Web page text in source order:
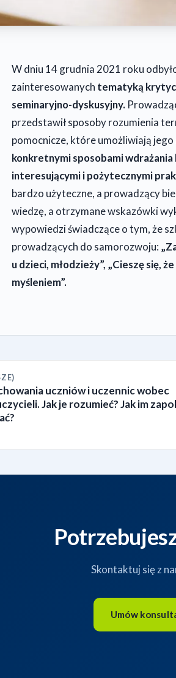
W dniu 14 grudnia 2021 roku
zainteresowanych tematyką
seminaryjno-dyskusyjny.
przedstawił sposoby rozumienia
pomocnicze, które umożliwiają jego
konkretnymi sposobami
interesującymi i pożytecznymi
bardzo użyteczne, a prowadzący
wiedzę, a otrzymane wskazówki
wypowiedzi świadczące o tym, że
prowadzących do samorozwoju:
u dzieci, młodzieży”, „Cieszę się,
myśleniem”.
uczniów i uczennic wobec
Jak je rozumieć? Jak im
Skontaktuj się z
Umów